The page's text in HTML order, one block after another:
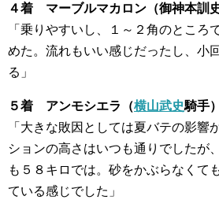
４着 マーブルマカロン（御神本訓史
「乗りやすいし、１～２角のところ
めた。流れもいい感じだったし、小
る」
５着 アンモシエラ（横山武史騎手）
「大きな敗因としては夏バテの影響
ションの高さはいつも通りでしたが
も５８キロでは。砂をかぶらなくて
ている感じでした」